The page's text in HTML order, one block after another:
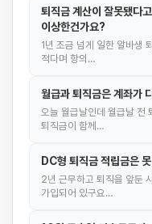
퇴직금 계산이 잘못됐다
이상한건가요?
1년 조금 넘게 일한 알바생
적다며 항의…
월급과 퇴직금은 계좌가
오늘 월급날인데 월급날 전
퇴직금이 함께…
DC형 퇴직금 적립금은
2년 근무하고 퇴직을 앞둔
가입되어 있구요…